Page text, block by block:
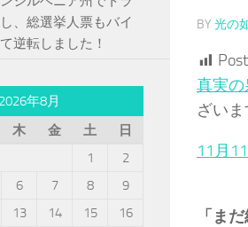
BY 光の
真実
ざい
11月
「ま
、総選挙人票もバイ
逆転しました！
2026年8月
木 金 土
日
1
2
6 7 8
9
13 14 15
16